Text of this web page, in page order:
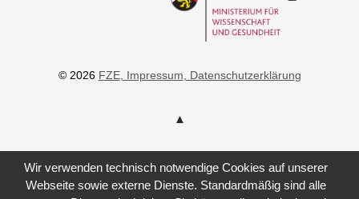
© 2026 FZE, Impressum, Datenschutzerklärung
Wir verwenden technisch notwendige Cookies auf unserer
Webseite sowie externe Dienste. Standardmäßig sind alle